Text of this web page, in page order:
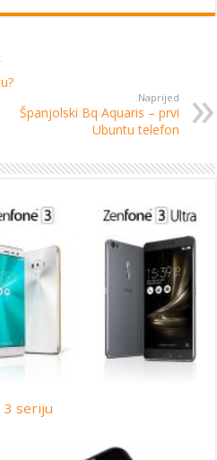
Naprijed
Španjolski Bq Aquaris – prvi
Ubuntu telefon
3 seriju